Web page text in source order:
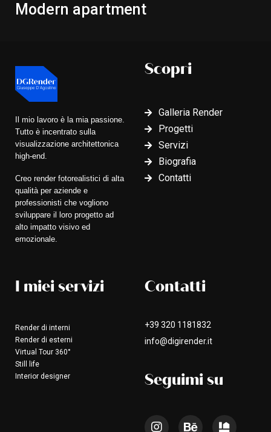
Modern apartment
Il mio lavoro è la mia passione.
Tutto è incentrato sulla
visualizzazione architettonica
high-end.
Creo render fotorealistici di alta
qualità per aziende e
professionisti che vogliono
sviluppare il loro progetto ad
alto impatto visivo ed
emozionale.
Scopri
Galleria Render
Progetti
Servizi
Biografia
Contatti
I miei servizi
Render di interni
Render di esterni
Virtual Tour 360°
Still life
Interior designer
Contatti
+39 320 1181832
info@digirender.it
Seguimi su